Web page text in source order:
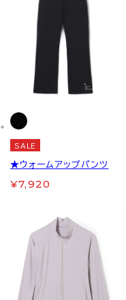
SALE
★ウォームアップパンツ
¥7,920